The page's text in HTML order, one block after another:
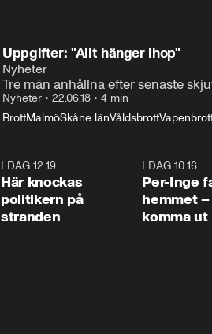
Uppgifter: "Allt hänger ihop"
Nyheter
Tre män anhållna efter senaste
Nyheter • 22.06.18 • 4 min
BrottMalmöSkåne länVåldsbrott
I DAG 12:19
Här knockas
politikern på
stranden
I DAG 10:16
Per-Inge
hemmet
komma ut